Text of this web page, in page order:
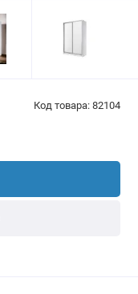
Код товара: 82104